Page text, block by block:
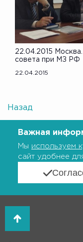
22.04.2015
совета при МЗ РФ
22.04.2015
Назад
Важная
Мы используем
сайт удобнее